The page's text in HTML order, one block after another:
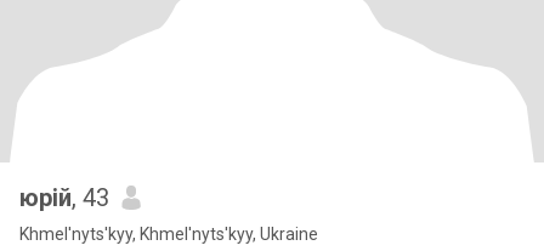
юрій, 43
Khmel'nyts'kyy, Khmel'nyts'kyy, Ukraine